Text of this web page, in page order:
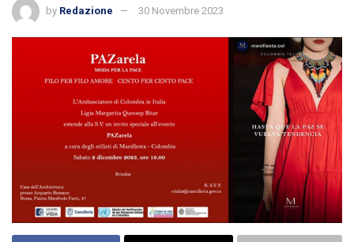
by Redazione 30 Novembre 2023